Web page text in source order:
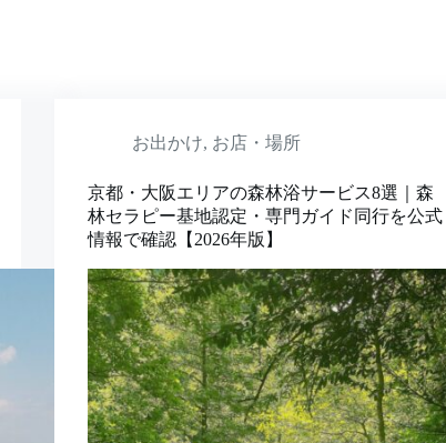
お出かけ, お店・場所
京都・大阪エリアの森林浴サービス8選｜森
林セラピー基地認定・専門ガイド同行を公式
情報で確認【2026年版】